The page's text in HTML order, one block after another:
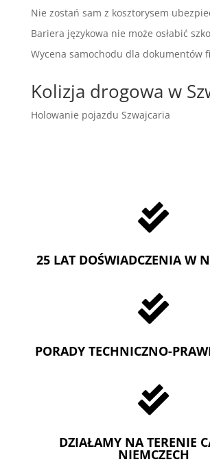
Nie zostań sam z kosztorysem
Bariera językowa nie może osłabić
Wycena samochodu dla dokumentów
Kolizja drogowa w
Holowanie pojazdu Szwajcaria

25 LAT DOŚWIADCZENIA W

PORADY TECHNICZNO-

DZIAŁAMY NA TERENIE
NIEMCZECH